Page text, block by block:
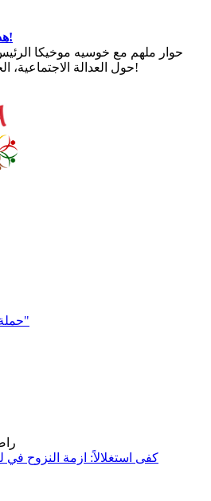
هذا ما نحتاجه في لبنان!
حوار ملهم مع خوسيه موخيكا
حول العدالة الاجتماعية، الحكم الرشيد والتواضع!
حملة "جنسيتي حق لي ولأسرتي"
كفى استغلالاً: ازمة النزوح في